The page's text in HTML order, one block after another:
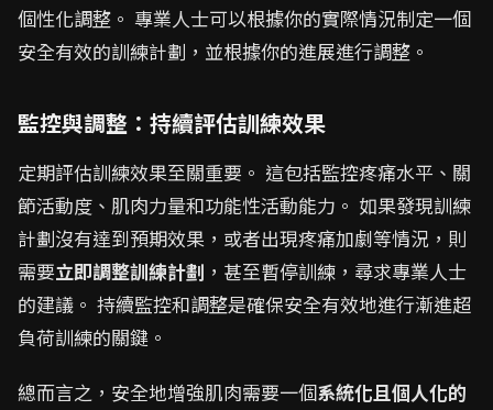
個性化調整。 專業人士可以根據你的實際情況制定一個
安全有效的訓練計劃，並根據你的進展進行調整。
監控與調整：持續評估訓練效果
定期評估訓練效果至關重要。 這包括監控疼痛水平、關
節活動度、肌肉力量和功能性活動能力。 如果發現訓練
計劃沒有達到預期效果，或者出現疼痛加劇等情況，則
需要立即調整訓練計劃 ，甚至暫停訓練，尋求專業人士
的建議。 持續監控和調整是確保安全有效地進行漸進超
負荷訓練的關鍵。
總而言之，安全地增強肌肉需要一個系統化且個人化的